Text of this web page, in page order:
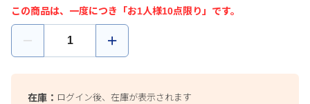
この商品は、一度につき「お1人様10点限り」です。
在庫： ログイン後、在庫が表示されます